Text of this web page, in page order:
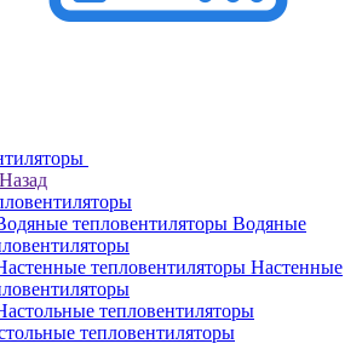
Назад
Водяные
Настенные
тепловентиляторы